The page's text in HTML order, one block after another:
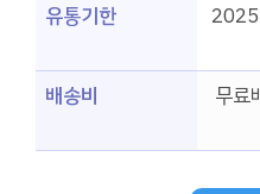
유통기한
배송비
무료